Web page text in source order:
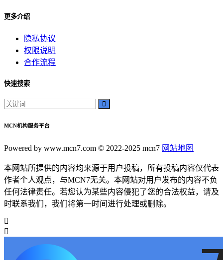
更多介绍
隐私协议
权限说明
合作流程
快速搜索
MCN机构服务平台
Powered by www.mcn7.com © 2022-2025 mcn7 网站地图
本网站所提供的内容均来源于用户投稿，所有投稿内容仅代表
作者个人观点，与MCN7无关。本网站对用户发布的内容不负
任何法律责任。若您认为某些内容侵犯了您的合法权益，请及
时联系我们，我们将第一时间进行处理或删除。